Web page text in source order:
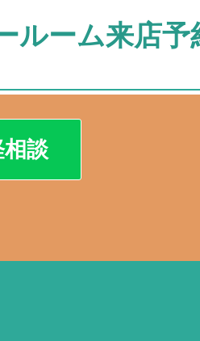
ルーム来店予
談